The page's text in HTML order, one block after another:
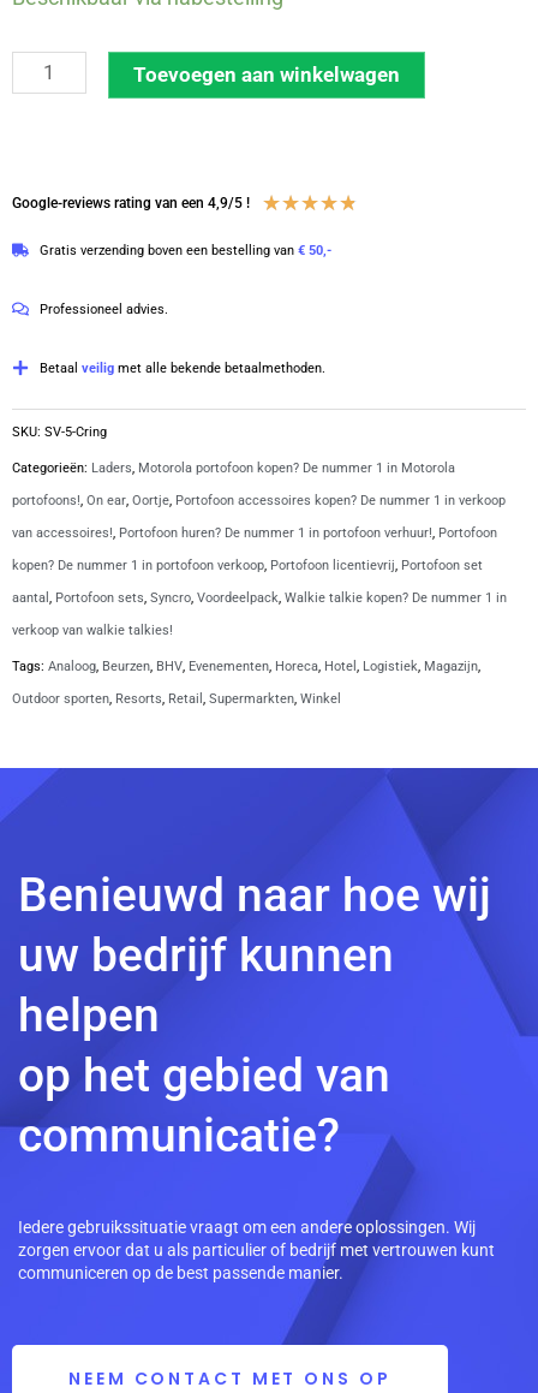
5
vergunningsvrije
met
ring
|
aantal
Toevoegen aan winkelwagen
Google-reviews rating van een 4,9/5 ! ★★★★★
Gratis verzending boven een bestelling van € 50,-
Professioneel advies.
Betaal veilig met alle bekende betaalmethoden.
SKU: SV-5-Cring
Categorieën: Laders, Motorola portofoon kopen? De nummer 1 in Motorola
portofoons!, On ear, Oortje, Portofoon accessoires kopen? De nummer 1 in verkoop
van accessoires!, Portofoon huren? De nummer 1 in portofoon verhuur!, Portofoon
kopen? De nummer 1 in portofoon verkoop, Portofoon licentievrij, Portofoon set
aantal , Portofoon sets, Syncro, Voordeelpack, Walkie talkie kopen? De nummer 1 in
verkoop van walkie talkies!
Tags: Analoog, Beurzen, BHV, Evenementen, Horeca, Hotel , Logistiek, Magazijn,
Outdoor sporten, Resorts, Retail , Supermarkten, Winkel
Benieuwd naar hoe wij
uw bedrijf kunnen
helpen
op het gebied van
communicatie?
Iedere gebruikssituatie vraagt om een andere oplossingen. Wij
zorgen ervoor dat u als particulier of bedrijf met vertrouwen kunt
communiceren op de best passende manier.
NEEM CONTACT MET ONS OP